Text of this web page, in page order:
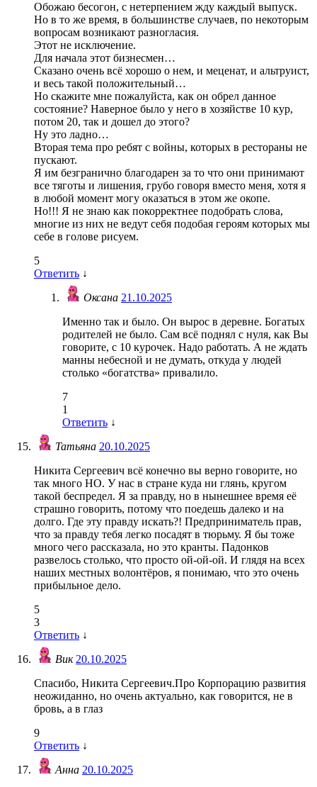
Обожаю бесогон, с нетерпением жду каждый выпуск.
Но в то же время, в большинстве случаев, по некоторым
вопросам возникают разногласия.
Этот не исключение.
Для начала этот бизнесмен…
Сказано очень всё хорошо о нем, и меценат, и альтруист,
и весь такой положительный…
Но скажите мне пожалуйста, как он обрел данное
состояние? Наверное было у него в хозяйстве 10 кур,
потом 20, так и дошел до этого?
Ну это ладно…
Вторая тема про ребят с войны, которых в рестораны не
пускают.
Я им безгранично благодарен за то что они принимают
все тяготы и лишения, грубо говоря вместо меня, хотя я
в любой момент могу оказаться в этом же окопе.
Но!!! Я не знаю как покорректнее подобрать слова,
многие из них не ведут себя подобая героям которых мы
себе в голове рисуем.
5
Ответить ↓
Оксана 21.10.2025
Именно так и было. Он вырос в деревне. Богатых
родителей не было. Сам всё поднял с нуля, как Вы
говорите, с 10 курочек. Надо работать. А не ждать
манны небесной и не думать, откуда у людей
столько «богатства» привалило.
7
1
Ответить ↓
Татьяна 20.10.2025
Никита Сергеевич всё конечно вы верно говорите, но
так много НО. У нас в стране куда ни глянь, кругом
такой беспредел. Я за правду, но в нынешнее время её
страшно говорить, потому что поедешь далеко и на
долго. Где эту правду искать?! Предприниматель прав,
что за правду тебя легко посадят в тюрьму. Я бы тоже
много чего рассказала, но это кранты. Падонков
развелось столько, что просто ой-ой-ой. И глядя на всех
наших местных волонтёров, я понимаю, что это очень
прибыльное дело.
5
3
Ответить ↓
Вик20.10.2025
Спасибо, Никита Сергеевич.Про Корпорацию развития
неожиданно, но очень актуально, как говорится, не в
бровь, а в глаз
9
Ответить ↓
Анна 20.10.2025